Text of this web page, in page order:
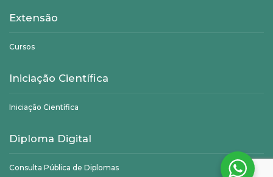
Extensão
Cursos
Iniciação Científica
Iniciação Científica
Diploma Digital
Consulta Pública de Diplomas